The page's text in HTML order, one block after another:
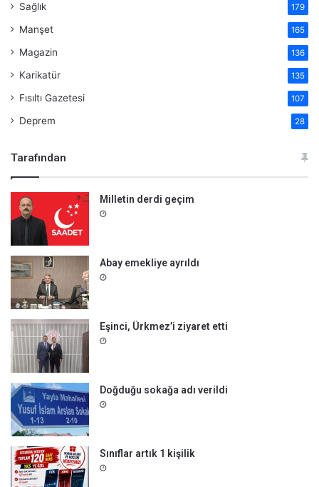
Sağlık 179
Manşet 165
Magazin 136
Karikatür 135
Fısıltı Gazetesi 107
Deprem 28
Tarafından
Milletin derdi geçim
Abay emekliye ayrıldı
Eşinci, Ürkmez’i ziyaret etti
Doğduğu sokağa adı verildi
Sınıflar artık 1 kişilik